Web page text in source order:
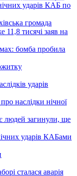
ударів КАБ по
громада
11,8 тисячі заяв на
бомба пробила
ударів
наслідки нічної
людей загинули, ще
ударів КАБами
сталася аварія